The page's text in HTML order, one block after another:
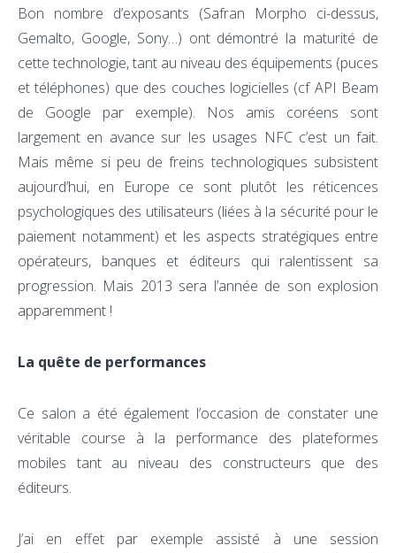
Bon nombre d’exposants (Safran Morpho ci-dessus,
Gemalto, Google, Sony…) ont démontré la maturité de
cette technologie, tant au niveau des équipements (puces
et téléphones) que des couches logicielles (cf API Beam
de Google par exemple). Nos amis coréens sont
largement en avance sur les usages NFC c’est un fait.
Mais même si peu de freins technologiques subsistent
aujourd’hui, en Europe ce sont plutôt les réticences
psychologiques des utilisateurs (liées à la sécurité pour le
paiement notamment) et les aspects stratégiques entre
opérateurs, banques et éditeurs qui ralentissent sa
progression. Mais 2013 sera l’année de son explosion
apparemment !
La quête de performances
Ce salon a été également l’occasion de constater une
véritable course à la performance des plateformes
mobiles tant au niveau des constructeurs que des
éditeurs.
J’ai en effet par exemple assisté à une session